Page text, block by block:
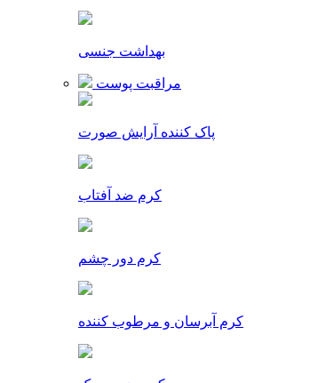
بهداشت جنسی
مراقبت پوست
پاک کننده آرایش صورت
کرم ضد آفتاب
کرم دور چشم
کرم آبرسان و مرطوب کننده